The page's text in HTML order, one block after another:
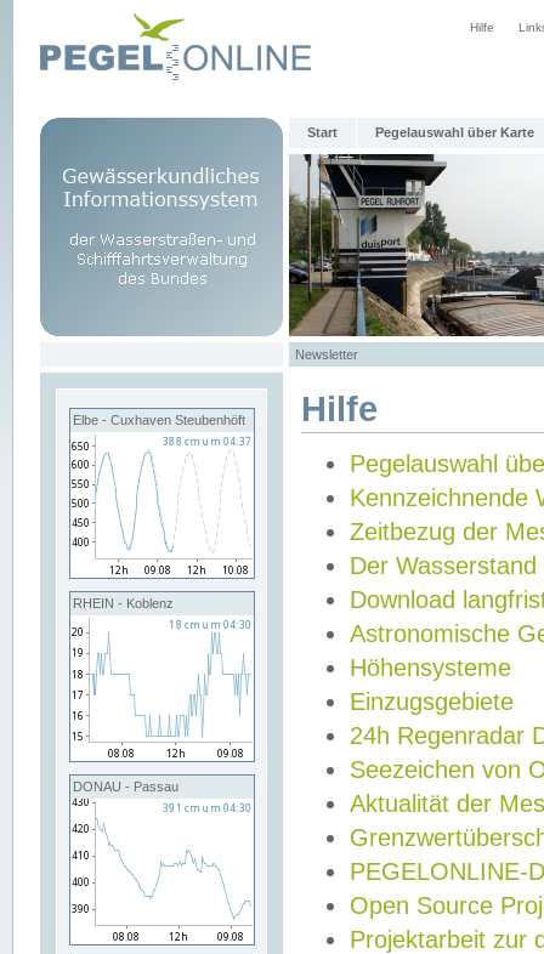
Hilfe
Start Pegelauswahl über Karte
Newsletter
Elbe - Cuxhaven Steubenhöft
RHEIN - Koblenz
DONAU - Passau
Hilfe
Pegelauswahl
Kennzeichnende
Zeitbezug der
Der Wasserstand
Download
Astronomische
Höhensysteme
Einzugsgebiete
24h Regenradar
Seezeichen von
Aktualität der
PEGELONLINE-
Open Source
Projektarbeit zur